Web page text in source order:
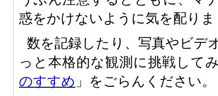
惑をかけないように気を配り
数を記録したり、写真やビデ
っと本格的な観測に挑戦して
のすすめ 」をごらんください。